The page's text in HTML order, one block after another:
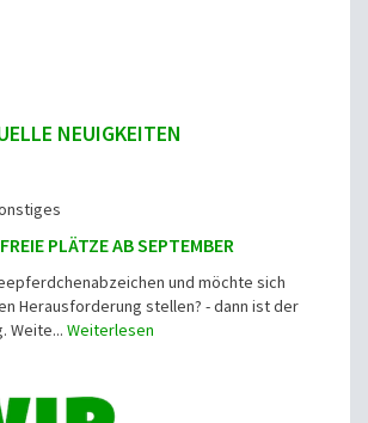
NEUIGKEITEN
PLÄTZE AB SEPTEMBER
und möchte sich
Herausforderung stellen? - dann ist der
Weite... Weiterlesen